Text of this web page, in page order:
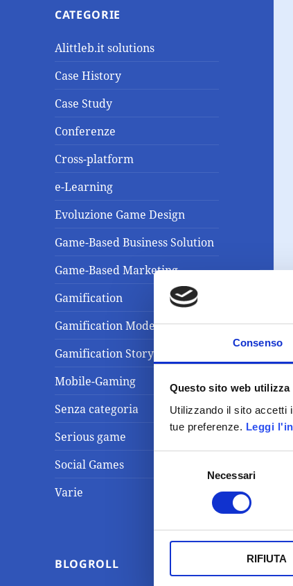
Consenso
Questo sito web utilizza
Utilizzando il sito accetti
tue preferenze. Leggi
Necessari
RIFIUTA
CATEGORIE
Alittleb.it solutions
Case History
Case Study
Conferenze
Cross-platform
e-Learning
Evoluzione Game Design
Game-Based Business Solution
Game-Based Marketing
Gamification
Gamification Model
Gamification Storytelling
Mobile-Gaming
Senza categoria
Serious game
Social Games
Varie
BLOGROLL